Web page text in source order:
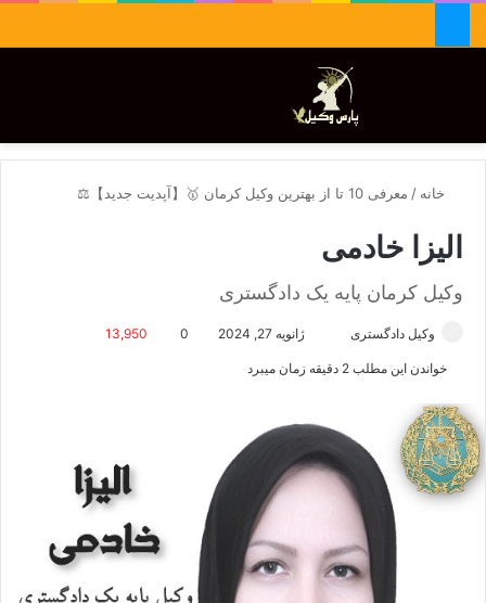
تغییر پوسته
خانه / معرفی 10 تا از بهترین وکیل کرمان 🥇【آپدیت جدید】⚖️
الیزا خادمی
وکیل کرمان پایه یک دادگستری
وکیل دادگستری
ا
ل
ژانویه 27, 2024 0
13,950
خواندن این مطلب 2 دقیقه زمان میبرد